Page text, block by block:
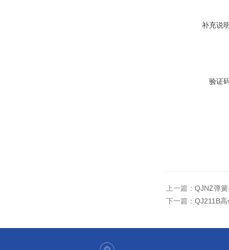
补充说
验证
上一篇： QJNZ弹
下一篇： QJ211B